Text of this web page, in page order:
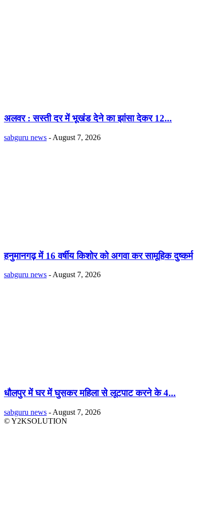
अलवर : सस्ती दर में भूखंंड देने का झांसा देकर 12...
sabguru news - August 7, 2026
हनुमानगढ़ में 16 वर्षीय किशोर को अगवा कर सामूहिक दुष्कर्म
sabguru news - August 7, 2026
धौलपुर में घर में घुसकर महिला से लूटपाट करने के 4...
sabguru news - August 7, 2026
© Y2KSOLUTION